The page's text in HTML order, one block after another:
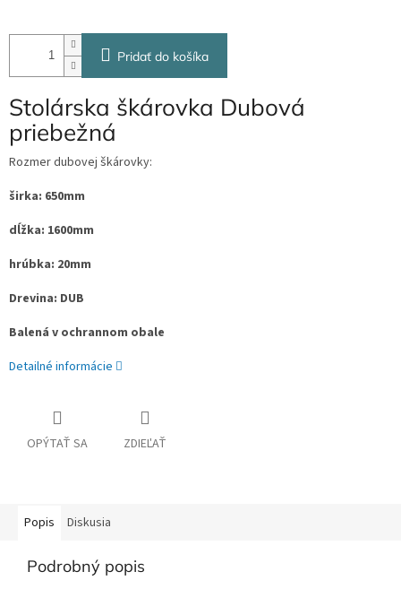
Pridať do košíka
Stolárska škárovka Dubová
priebežná
Rozmer dubovej škárovky:
širka: 650mm
dĺžka: 1600mm
hrúbka: 20mm
Drevina: DUB
Balená v ochrannom obale
Detailné informácie
OPÝTAŤ SA ZDIEĽAŤ
Popis Diskusia
Podrobný popis